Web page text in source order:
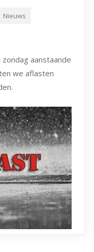
Nieuws
aanstaande
we aflasten